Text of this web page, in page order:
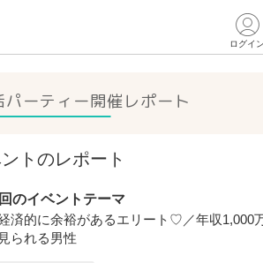
ログイン
パーティー開催レポート
トのレポート
のイベントテーマ
済的に余裕があるエリート♡／年収1,000
られる男性